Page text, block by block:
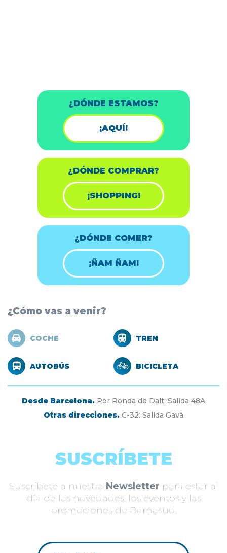
¿DÓNDE ESTAMOS?
¡AQUÍ!
¿DÓNDE COMPRAR?
¡SHOPPING!
¿DÓNDE COMER?
¡ÑAM ÑAM!
¿Cómo vas a venir?
COCHE TREN
AUTOBÚS BICICLETA
Desde Barcelona. Por Ronda de Dalt: Salida 48A
Otras direcciones. C-32: Salida Gavà
SUSCRÍBETE
Suscríbete a nuestra Newsletter para estar al
día de las novedades, los eventos y las
promociones de Barnasud.